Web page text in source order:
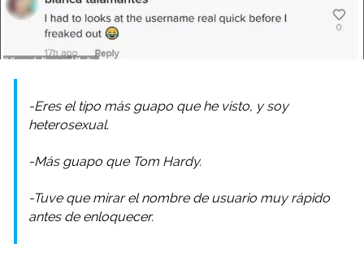
-Eres el tipo más guapo que he visto, y soy
heterosexual.
-Más guapo que Tom Hardy.
-Tuve que mirar el nombre de usuario muy rápido
antes de enloquecer.